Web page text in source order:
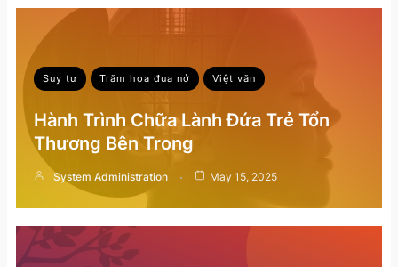
Suy tư Trăm hoa đua nở Việt văn
Hành Trình Chữa Lành Đứa Trẻ Tổn
Thương Bên Trong
System Administration May 15, 2025